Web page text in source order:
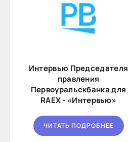
Интервью Председателя
правления
Первоуральскбанка для
RAEX - «Интервью»
ЧИТАТЬ ПОДРОБНЕЕ